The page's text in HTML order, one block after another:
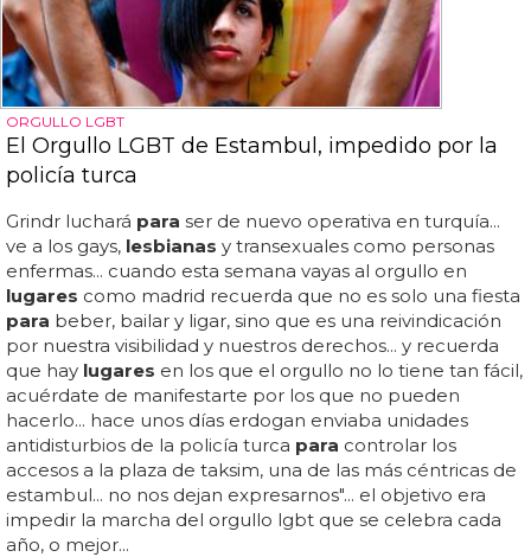
ORGULLO LGBT
El Orgullo LGBT de Estambul, impedido por la
policía turca
Grindr luchará para ser de nuevo operativa en turquía...
ve a los gays, lesbianas y transexuales como personas
enfermas... cuando esta semana vayas al orgullo en
lugares como madrid recuerda que no es solo una fiesta
para beber, bailar y ligar, sino que es una reivindicación
por nuestra visibilidad y nuestros derechos... y recuerda
que hay lugares en los que el orgullo no lo tiene tan fácil,
acuérdate de manifestarte por los que no pueden
hacerlo... hace unos días erdogan enviaba unidades
antidisturbios de la policía turca para controlar los
accesos a la plaza de taksim, una de las más céntricas de
estambul... no nos dejan expresarnos"... el objetivo era
impedir la marcha del orgullo lgbt que se celebra cada
año, o mejor...